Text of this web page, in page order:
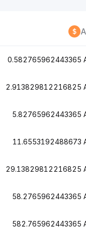
0.582765962443365
2.913829812216825
5.82765962443365
11.6553192488673
29.13829812216825
58.2765962443365
582.765962443365